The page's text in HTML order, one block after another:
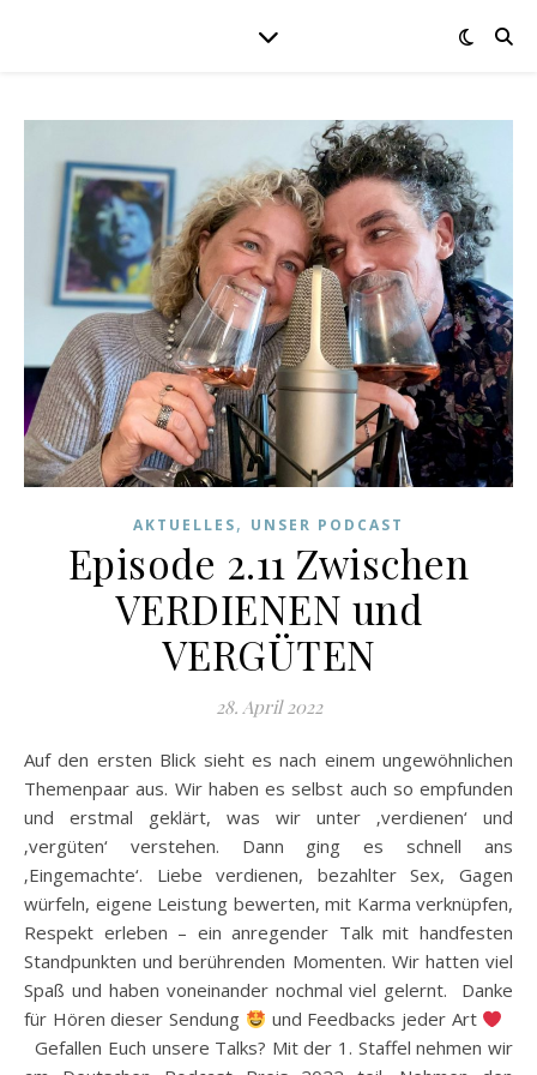
AKTUELLES, UNSER PODCAST
Episode 2.11 Zwischen
VERDIENEN und
VERGÜTEN
28. April 2022
Auf den ersten Blick sieht es nach einem ungewöhnlichen
Themenpaar aus. Wir haben es selbst auch so empfunden
und erstmal geklärt, was wir unter ‚verdienen‘ und
‚vergüten‘ verstehen. Dann ging es schnell ans
‚Eingemachte‘. Liebe verdienen, bezahlter Sex, Gagen
würfeln, eigene Leistung bewerten, mit Karma verknüpfen,
Respekt erleben – ein anregender Talk mit handfesten
Standpunkten und berührenden Momenten. Wir hatten viel
Spaß und haben voneinander nochmal viel gelernt. Danke
für Hören dieser Sendung
und Feedbacks jeder Art
Gefallen Euch unsere Talks? Mit der 1. Staffel nehmen wir